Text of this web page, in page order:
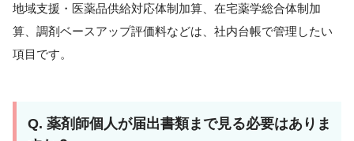
地域支援・医薬品供給対応体制加算、在宅薬学総合体制加
算、調剤ベースアップ評価料などは、社内台帳で管理したい
項目です。
Q. 薬剤師個人が届出書類まで見る必要はありま